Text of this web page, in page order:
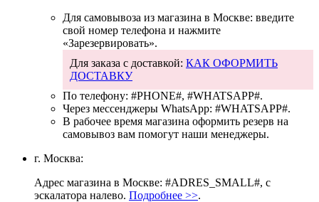
Для самовывоза из магазина в Москве: введите
свой номер телефона и нажмите
«Зарезервировать».
Для заказа с доставкой: КАК ОФОРМИТЬ
ДОСТАВКУ
По телефону: #PHONE#, #WHATSAPP#.
Через мессенджеры WhatsApp: #WHATSAPP#.
В рабочее время магазина оформить резерв на
самовывоз вам помогут наши менеджеры.
г. Москва:
Адрес магазина в Москве: #ADRES_SMALL#, с
эскалатора налево. Подробнее >>.